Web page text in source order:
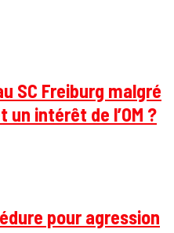
SC Freiburg malgré
intérêt de l’OM ?
pour agression